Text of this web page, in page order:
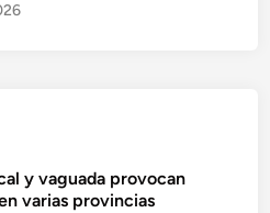
y vaguada provocan
varias provincias